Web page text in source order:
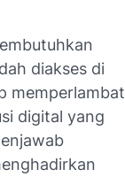
diakses di
memperlambat
digital yang